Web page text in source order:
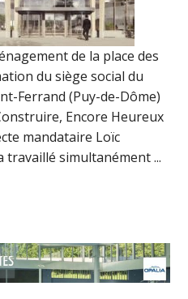
de la place des
du siège social du
Ferrand (Puy-de-Dôme)
Encore Heureux
mandataire Loïc
travaillé simultanément ...